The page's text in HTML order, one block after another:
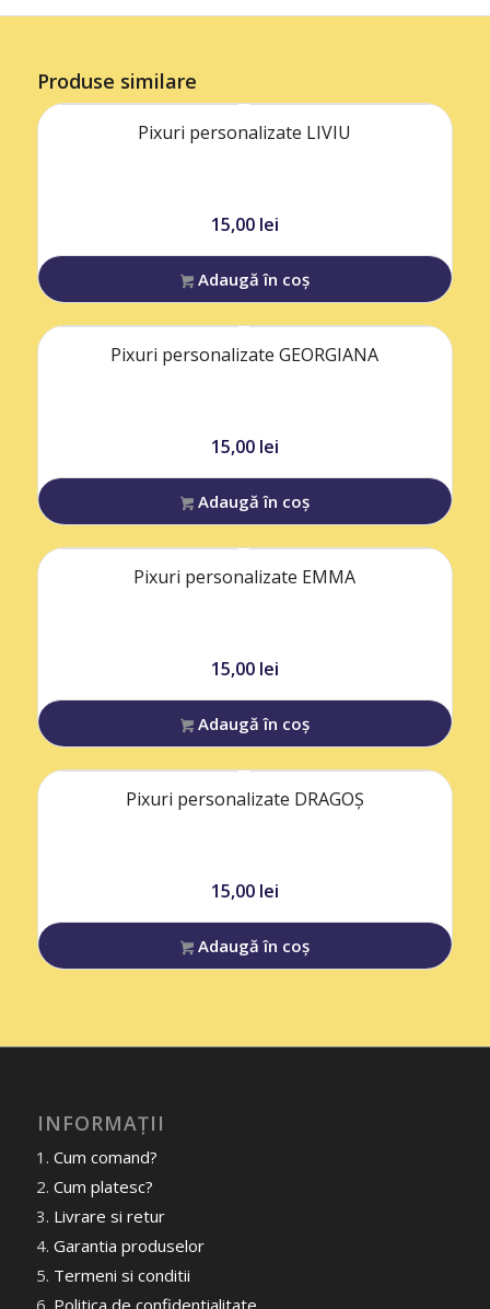
Produse similare
Pixuri personalizate LIVIU
15,00 lei
Adaugă în coș
Pixuri personalizate GEORGIANA
15,00 lei
Adaugă în coș
Pixuri personalizate EMMA
15,00 lei
Adaugă în coș
Pixuri personalizate DRAGOȘ
15,00 lei
Adaugă în coș
INFORMAȚII
Cum comand?
Cum platesc?
Livrare si retur
Garantia produselor
Termeni si conditii